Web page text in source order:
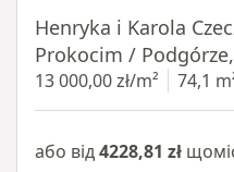
Henryka i Karola
Prokocim /
13 000,00 zł/m² 74,1
або від4228,81 zł